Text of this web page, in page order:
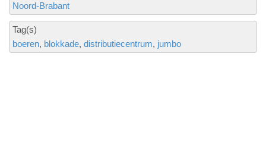
Noord-Brabant
Tag(s)
boeren blokkade distributiecentrum jumbo